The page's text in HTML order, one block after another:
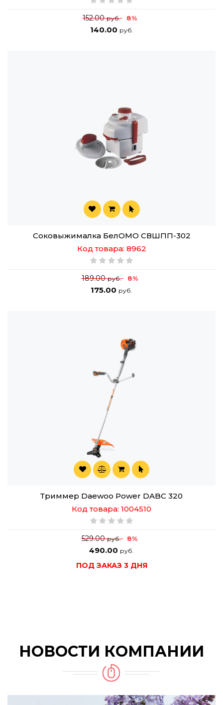
152.00руб. 8%
140.00 руб.
Соковыжималка БелОМО СВШПП-302
Код товара: 8962
189.00руб. 8%
175.00 руб.
Триммер Daewoo Power DABC 320
Код товара: 1004510
529.00руб. 8%
490.00 руб.
ПОД ЗАКАЗ 3 ДНЯ
НОВОСТИ КОМПАНИИ